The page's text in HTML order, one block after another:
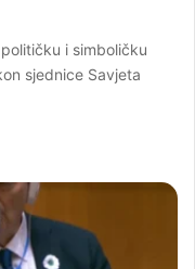
i simboličku
sjednice Savjeta